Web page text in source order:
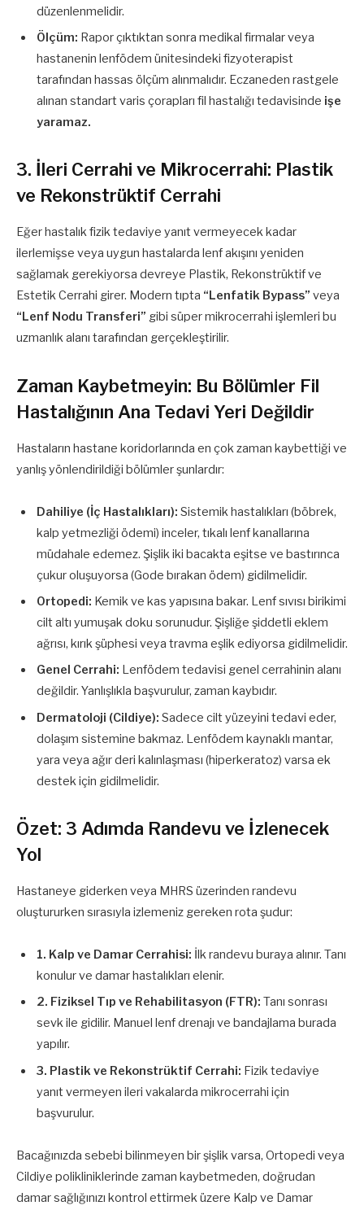
düzenlenmelidir.
Ölçüm: Rapor çıktıktan sonra medikal firmalar veya
hastanenin lenfödem ünitesindeki fizyoterapist
tarafından hassas ölçüm alınmalıdır. Eczaneden rastgele
alınan standart varis çorapları fil hastalığı tedavisinde işe
yaramaz.
3. İleri Cerrahi ve Mikrocerrahi: Plastik
ve Rekonstrüktif Cerrahi
Eğer hastalık fizik tedaviye yanıt vermeyecek kadar
ilerlemişse veya uygun hastalarda lenf akışını yeniden
sağlamak gerekiyorsa devreye Plastik, Rekonstrüktif ve
Estetik Cerrahi girer. Modern tıpta “Lenfatik Bypass” veya
“Lenf Nodu Transferi” gibi süper mikrocerrahi işlemleri bu
uzmanlık alanı tarafından gerçekleştirilir.
Zaman Kaybetmeyin: Bu Bölümler Fil
Hastalığının Ana Tedavi Yeri Değildir
Hastaların hastane koridorlarında en çok zaman kaybettiği ve
yanlış yönlendirildiği bölümler şunlardır:
Dahiliye (İç Hastalıkları): Sistemik hastalıkları (böbrek,
kalp yetmezliği ödemi) inceler, tıkalı lenf kanallarına
müdahale edemez. Şişlik iki bacakta eşitse ve bastırınca
çukur oluşuyorsa (Gode bırakan ödem) gidilmelidir.
Ortopedi: Kemik ve kas yapısına bakar. Lenf sıvısı birikimi
cilt altı yumuşak doku sorunudur. Şişliğe şiddetli eklem
ağrısı, kırık şüphesi veya travma eşlik ediyorsa gidilmelidir.
Genel Cerrahi: Lenfödem tedavisi genel cerrahinin alanı
değildir. Yanlışlıkla başvurulur, zaman kaybıdır.
Dermatoloji (Cildiye): Sadece cilt yüzeyini tedavi eder,
dolaşım sistemine bakmaz. Lenfödem kaynaklı mantar,
yara veya ağır deri kalınlaşması (hiperkeratoz) varsa ek
destek için gidilmelidir.
Özet: 3 Adımda Randevu ve İzlenecek
Yol
Hastaneye giderken veya MHRS üzerinden randevu
oluştururken sırasıyla izlemeniz gereken rota şudur:
1. Kalp ve Damar Cerrahisi: İlk randevu buraya alınır. Tanı
konulur ve damar hastalıkları elenir.
2. Fiziksel Tıp ve Rehabilitasyon (FTR): Tanı sonrası
sevk ile gidilir. Manuel lenf drenajı ve bandajlama burada
yapılır.
3. Plastik ve Rekonstrüktif Cerrahi: Fizik tedaviye
yanıt vermeyen ileri vakalarda mikrocerrahi için
başvurulur.
Bacağınızda sebebi bilinmeyen bir şişlik varsa, Ortopedi veya
Cildiye polikliniklerinde zaman kaybetmeden, doğrudan
damar sağlığınızı kontrol ettirmek üzere Kalp ve Damar